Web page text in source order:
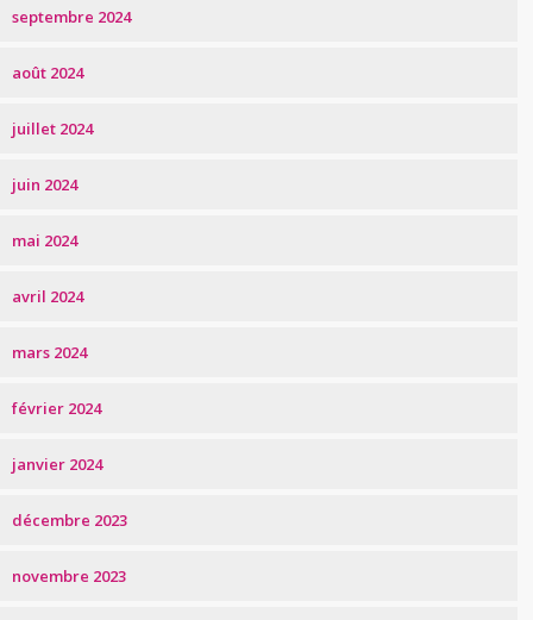
septembre 2024
août 2024
juillet 2024
juin 2024
mai 2024
avril 2024
mars 2024
février 2024
janvier 2024
décembre 2023
novembre 2023